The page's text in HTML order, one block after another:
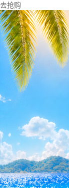
去抢购